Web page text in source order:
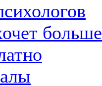
больше